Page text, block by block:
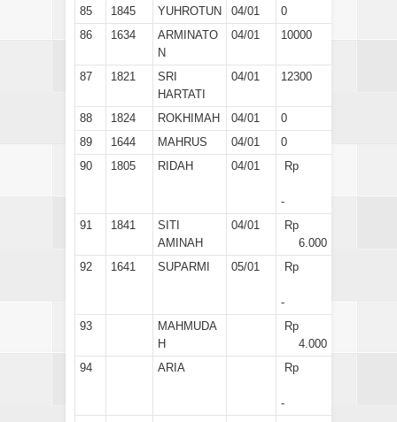
85
1845 YUHROTUN 04/01
0
86
1634
ARMINATO
N
04/01 10000
87 1821
SRI
HARTATI
04/01 12300
88 1824 ROKHIMAH 04/01
0
89
1644 MAHRUS 04/01
0
90
1805 RIDAH 04/01 Rp
-
91
1841
SITI
AMINAH
04/01
Rp
6.000
92
1641 SUPARMI 05/01 Rp
-
93
MAHMUDA
H
Rp
4.000
94
ARIA Rp
-